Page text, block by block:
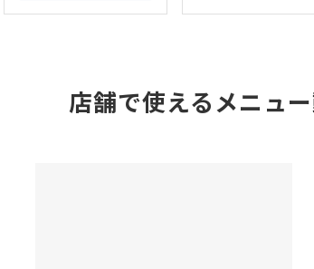
店舗で使えるメニュ